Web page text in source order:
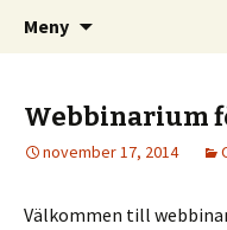
Matematik
– din infosida för
Meny
Webbinarium
november 17, 2014
Välkommen till